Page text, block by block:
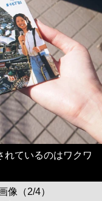
れているのはワクワ
像（2/4）